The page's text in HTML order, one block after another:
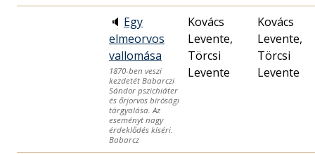
🔈 Egy
elmeorvos
vallomása
1870-ben veszi
kezdetét Babarczi
Sándor pszichiáter
és őrjorvos bírósági
tárgyalása. Az
eseményt nagy
érdeklődés kíséri.
Babarcz
Kovács
Levente,
Törcsi
Levente
Kovács
Levente,
Törcsi
Levente